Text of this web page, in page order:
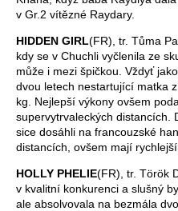
v Gr.2 vítězné Raydary.
HIDDEN GIRL(FR), tr. Tůma
kdy se v Chuchli vyčlenila ze
může i mezi špičkou. Vždyť
dvou letech nestartující matka
kg. Nejlepší výkony ovšem
supervytrvaleckých distancích.
sice dosáhli na francouzské
distancích, ovšem mají rychlejší
HOLLY PHELIE(FR), tr. Török
v kvalitní konkurenci a slušný
ale absolvovala na bezmála